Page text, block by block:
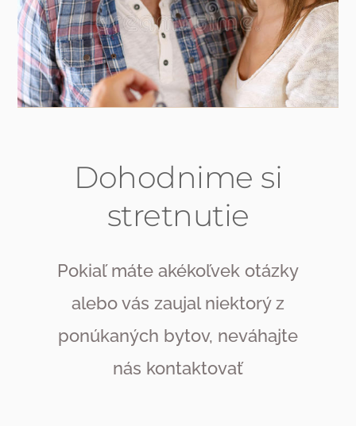
Dohodnime si
stretnutie
Pokiaľ máte akékoľvek otázky
alebo vás zaujal niektorý z
ponúkaných bytov, neváhajte
nás kontaktovať